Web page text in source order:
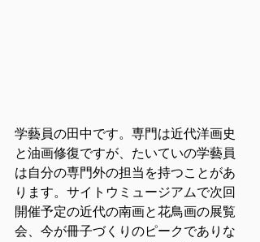
学藝員の田中です。専門は近代洋画史
と油画修復ですが、たいていの学藝員
は自分の専門外の担当を持つことがあ
ります。サイトウミュージアムで次回
開催予定の近代の南画と花鳥画の展覧
会、今が冊子づくりのピークでありな